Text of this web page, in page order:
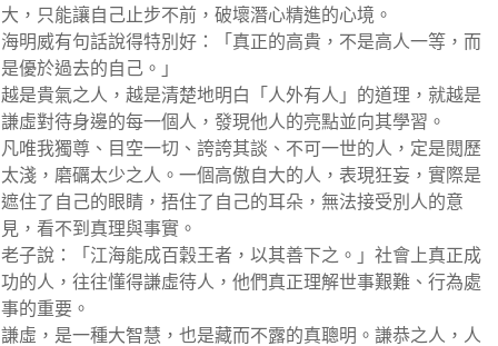
大，只能讓自己止步不前，破壞潛心精進的心境。
海明威有句話說得特別好：「真正的高貴，不是高人一等，而
是優於過去的自己。」
越是貴氣之人，越是清楚地明白「人外有人」的道理，就越是
謙虛對待身邊的每一個人，發現他人的亮點並向其學習。
凡唯我獨尊、目空一切、誇誇其談、不可一世的人，定是閱歷
太淺，磨礪太少之人。一個高傲自大的人，表現狂妄，實際是
遮住了自己的眼睛，捂住了自己的耳朵，無法接受別人的意
見，看不到真理與事實。
老子說：「江海能成百穀王者，以其善下之。」社會上真正成
功的人，往往懂得謙虛待人，他們真正理解世事艱難、行為處
事的重要。
謙虛，是一種大智慧，也是藏而不露的真聰明。謙恭之人，人